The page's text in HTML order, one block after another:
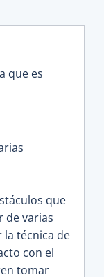
que es
que
de varias
técnica de
con el
tomar